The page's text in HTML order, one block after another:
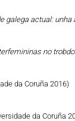
galega actual:
no
da Coruña 2016)
da Coruña